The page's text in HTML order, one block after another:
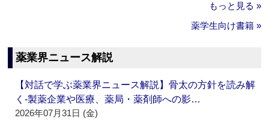
もっと見る »
薬学生向け書籍 »
薬業界ニュース解説
【対話で学ぶ薬業界ニュース解説】骨太の方針を読み解
く‐製薬企業や医療、薬局・薬剤師への影…
2026年07月31日 (金)